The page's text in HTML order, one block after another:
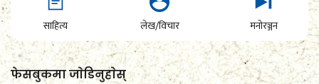
साहित्य लेख/विचार मनोरञ्जन
फेसबुकमा जाेडिनुहाेस्